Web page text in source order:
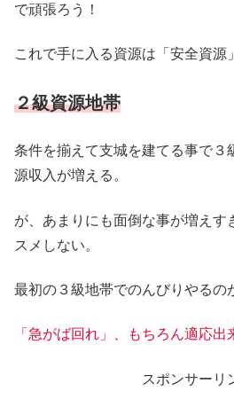
で頑張ろう！
これで手に入る資源は「安全資源
２級資源地帯
条件を揃えて支城を建てる事で３
源収入が増える。
が、あまりにも面倒な事が増えす
スメしない。
最初の３級地帯でのんびりやるの
「急がば回れ」、もちろん適応出
スポンサーリ